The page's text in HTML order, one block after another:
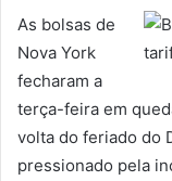
As bolsas de
Nova York
fecharam a
terça-feira em
volta do feriado do
pressionado pela